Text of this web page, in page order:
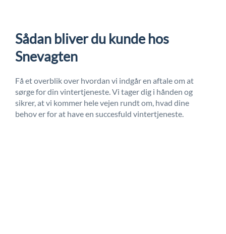
Sådan bliver du kunde hos
Snevagten
Få et overblik over hvordan vi indgår en aftale om at
sørge for din vintertjeneste. Vi tager dig i hånden og
sikrer, at vi kommer hele vejen rundt om, hvad dine
behov er for at have en succesfuld vintertjeneste.